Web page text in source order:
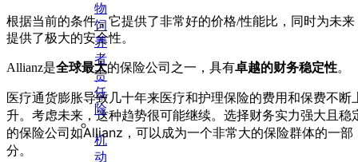
物
饲
养
者
责
任
险
机
动
根据当前的条件，它提供了非常好的价格/性能比，同时为未来
提供了极大的安全性。
Allianz是全球最大的保险公司之一，具有卓越的财务稳定性。
医疗通货膨胀导致几十年来医疗和护理保险的费用和保费不断
升。考虑未来，这种趋势很可能继续。选择财务实力强大且稳
的保险公司如Allianz，可以成为一个非常大的保险群体的一部
分。